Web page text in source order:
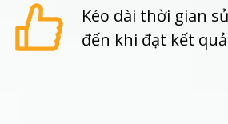
Kéo dài thời gian
đến khi đạt kết